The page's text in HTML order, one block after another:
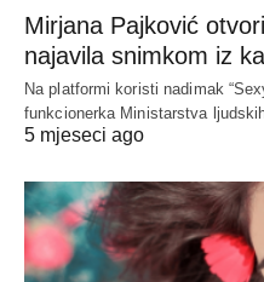
Mirjana Pajković
najavila snimkom iz
Na platformi koristi nadimak
funkcionerka Ministarstva
5 mjeseci ago